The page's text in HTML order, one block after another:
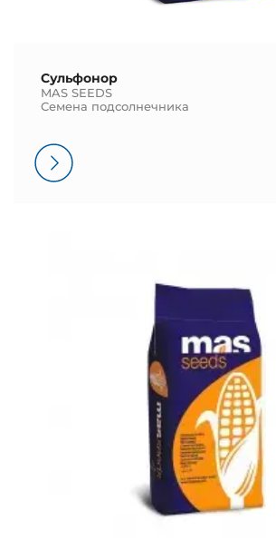
Сульфонор
MAS SEEDS
Семена подсолнечника